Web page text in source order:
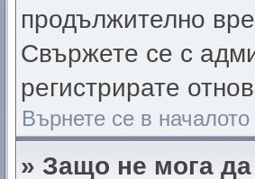
продължително
Свържете се с
регистрирате
Върнете се в началото
» Защо не мога